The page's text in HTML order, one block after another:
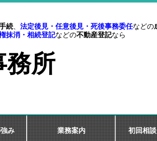
続、 法定後見・任意後見・死後事務委任などの
抹消・相続登記などの不動産登記なら
務所
み 業務案内 初回相